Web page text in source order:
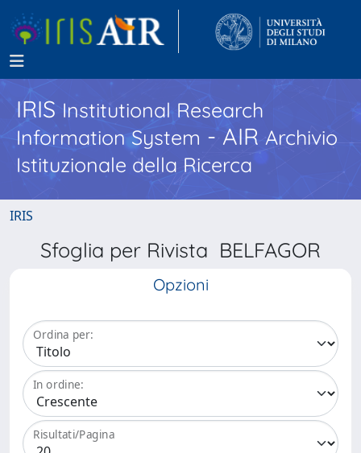
IRISInstitutional Research
Information System - AIR Archivio
Istituzionale della Ricerca
IRIS
Sfoglia per Rivista BELFAGOR
Opzioni
Ordina per:
In ordine:
Risultati/Pagina